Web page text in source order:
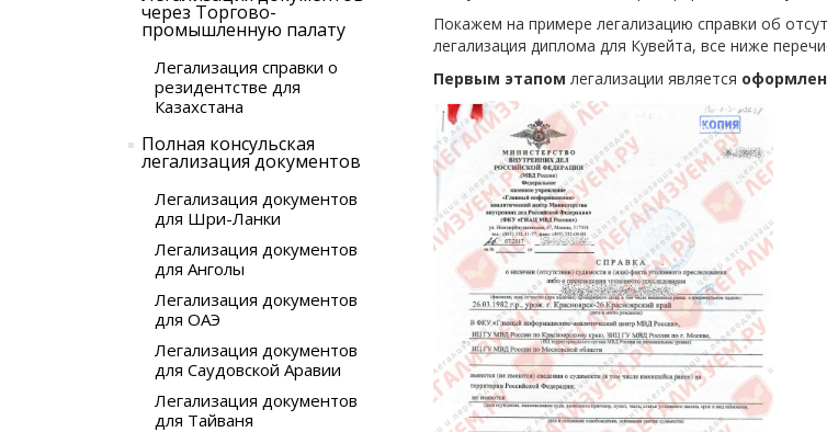
через Торгово-
промышленную палату
Легализация справки о
резидентстве для
Казахстана
Полная консульская
легализация документов
Легализация документов
для Шри-Ланки
Легализация документов
для Анголы
Легализация документов
для ОАЭ
Легализация документов
для Саудовской Аравии
Легализация документов
для Тайваня
Покажем на примере легализацию справки об
легализация диплома для Кувейта, все ниже
Первым этапом легализации является